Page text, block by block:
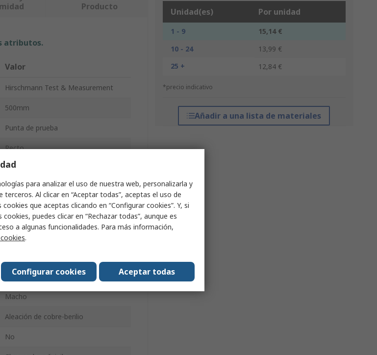
Unidad(es) Por unidad
1 - 9
15,14 €
10 - 24
13,99 €
25 +
12,84 €
*precio indicativo
Añadir a una lista de materiales
Producto
atributos.
Valor
Hirschmann Test & Measurement
500mm
Punta de prueba
Recto
Verde
16A
Cable de prueba con conector de 4
mm
Recto
Macho
Macho
Aleación de cobre-berilio
No
para analizar el uso de nuestra web, personalizarla y
Al clicar en “Aceptar todas”, aceptas el uso de
que aceptas clicando en “Configurar cookies”. Y, si
puedes clicar en “Rechazar todas”, aunque es
a algunas funcionalidades. Para más información,
.
Aceptar todas
Configurar cookies